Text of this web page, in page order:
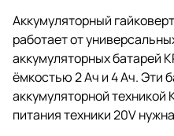
Аккумуляторный
работает от
аккумуляторных батарей
ёмкостью 2 Ач и 4 Ач. Эти
аккумуляторной техникой
питания техники 20V